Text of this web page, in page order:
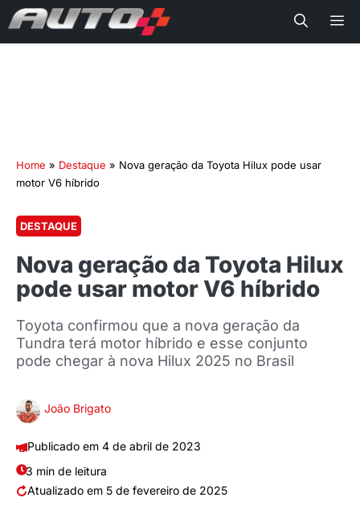
Home » Destaque » Nova geração da Toyota Hilux pode usar
motor V6 híbrido
DESTAQUE
Nova geração da Toyota Hilux
pode usar motor V6 híbrido
Toyota confirmou que a nova geração da
Tundra terá motor híbrido e esse conjunto
pode chegar à nova Hilux 2025 no Brasil
João Brigato
4 de abril de 2023
3 min de leitura
5 de fevereiro de 2025